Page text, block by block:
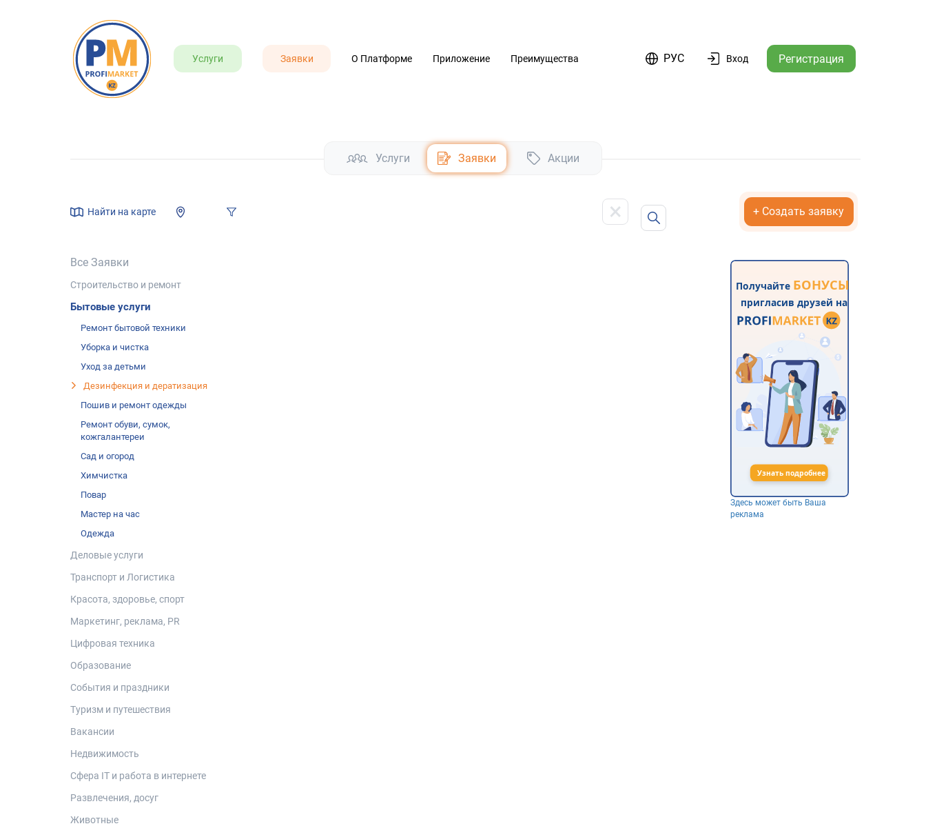
Услуги Заявки О Платформе Приложение Преимущества РУС Вход Регистрация
Услуги Заявки Акции
Найти на карте × + Создать заявку
Все Заявки
Строительство и ремонт
Бытовые услуги
Ремонт бытовой техники
Уборка и чистка
Уход за детьми
Дезинфекция и дератизация
Пошив и ремонт одежды
Ремонт обуви, сумок,
кожгалантереи
Cад и огород
Химчистка
Повар
Мастер на час
Одежда
Деловые услуги
Транспорт и Логистика
Красота, здоровье, спорт
Маркетинг, реклама, PR
Цифровая техника
Образование
События и праздники
Туризм и путешествия
Вакансии
Недвижимость
Сфера IT и работа в интернете
Развлечения, досуг
Животные
Здесь может быть Ваша
реклама